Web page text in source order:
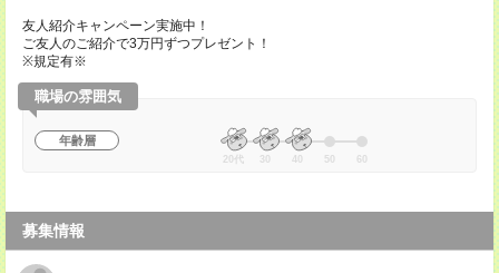
友人紹介キャンペーン実施中！
ご友人のご紹介で3万円ずつプレゼント！
※規定有※
職場の雰囲気
年齢層
20代 30 40 50 60
募集情報